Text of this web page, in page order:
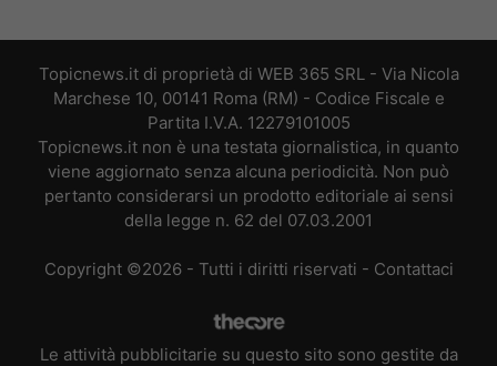
Topicnews.it di proprietà di WEB 365 SRL - Via Nicola
Marchese 10, 00141 Roma (RM) - Codice Fiscale e
Partita I.V.A. 12279101005
Topicnews.it non è una testata giornalistica, in quanto
viene aggiornato senza alcuna periodicità. Non può
pertanto considerarsi un prodotto editoriale ai sensi
della legge n. 62 del 07.03.2001
Copyright ©2026 - Tutti i diritti riservati - Contattaci
Le attività pubblicitarie su questo sito sono gestite da